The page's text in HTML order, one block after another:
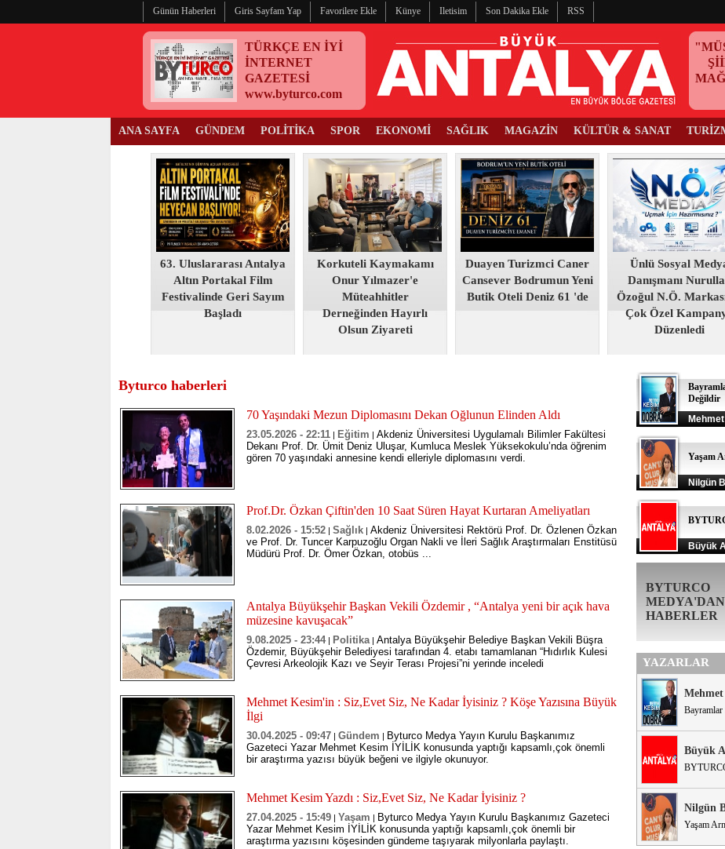
Günün Haberleri Giris Sayfam Yap Favorilere Ekle Künye Iletisim Son Dakika Ekle RSS
TÜRKÇE EN İYİ
İNTERNET
GAZETESİ
www.byturco.com
ANA SAYFA GÜNDEM POLİTİKA SPOR EKONOMİ SAĞLIK MAGAZİN KÜLTÜR & SANAT
63. Uluslararası Antalya
Altın Portakal Film
Festivalinde Geri Sayım
Başladı
Korkuteli Kaymakamı
Onur Yılmazer'e
Müteahhitler
Derneğinden Hayırlı
Olsun Ziyareti
Duayen Turizmci Caner
Cansever Bodrumun Yeni
Butik Oteli Deniz 61 'de
Ünlü Sosyal
Danışmanı
Özoğul N.Ö.
Çok Özel
Düzenledi
Byturco haberleri
70 Yaşındaki Mezun Diplomasını Dekan Oğlunun Elinden Aldı
23.05.2026 - 22:11 | Eğitim | Akdeniz Üniversitesi Uygulamalı Bilimler Fakültesi
Dekanı Prof. Dr. Ümit Deniz Uluşar, Kumluca Meslek Yüksekokulu’nda öğrenim
gören 70 yaşındaki annesine kendi elleriyle diplomasını verdi.
Prof.Dr. Özkan Çiftin'den 10 Saat Süren Hayat Kurtaran Ameliyatları
8.02.2026 - 15:52 | Sağlık | Akdeniz Üniversitesi Rektörü Prof. Dr. Özlenen Özkan
ve Prof. Dr. Tuncer Karpuzoğlu Organ Nakli ve İleri Sağlık Araştırmaları Enstitüsü
Müdürü Prof. Dr. Ömer Özkan, otobüs ...
Antalya Büyükşehir Başkan Vekili Özdemir , “Antalya yeni bir açık hava
müzesine kavuşacak”
9.08.2025 - 23:44| Politika | Antalya Büyükşehir Belediye Başkan Vekili Büşra
Özdemir, Büyükşehir Belediyesi tarafından 4. etabı tamamlanan “Hıdırlık Kulesi
Çevresi Arkeolojik Kazı ve Seyir Terası Projesi”ni yerinde inceledi
Mehmet Kesim'in : Siz,Evet Siz, Ne Kadar İyisiniz ? Köşe Yazısına Büyük
İlgi
30.04.2025 - 09:47 | Gündem | Byturco Medya Yayın Kurulu Başkanımız
Gazeteci Yazar Mehmet Kesim İYİLİK konusunda yaptığı kapsamlı,çok önemli
bir araştırma yazısı büyük beğeni ve ilgiyle okunuyor.
Mehmet Kesim Yazdı : Siz,Evet Siz, Ne Kadar İyisiniz ?
27.04.2025 - 15:49 | Yaşam | Byturco Medya Yayın Kurulu Başkanımız Gazeteci
Yazar Mehmet Kesim İYİLİK konusunda yaptığı kapsamlı,çok önemli bir
araştırma yazısını köşesinden gündeme taşıyarak milyonlarla paylaştı.
Değildir
Yaşam
Nilgün
Büyük
BYTURCO
MEDYA'DAN
HABERLER
YAZARLAR
Büyük
Nilgün
Yaşam